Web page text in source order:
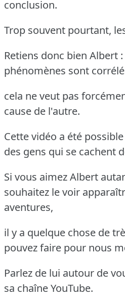
conclusion.
Trop souvent pourtant,
Retiens donc bien Albert
phénomènes sont
cela ne veut pas
cause de l'autre.
Cette vidéo a été
des gens qui se cachent
Si vous aimez Albert
souhaitez le voir
aventures,
il y a quelque chose de
pouvez faire pour nous
Parlez de lui autour de
sa chaîne YouTube.